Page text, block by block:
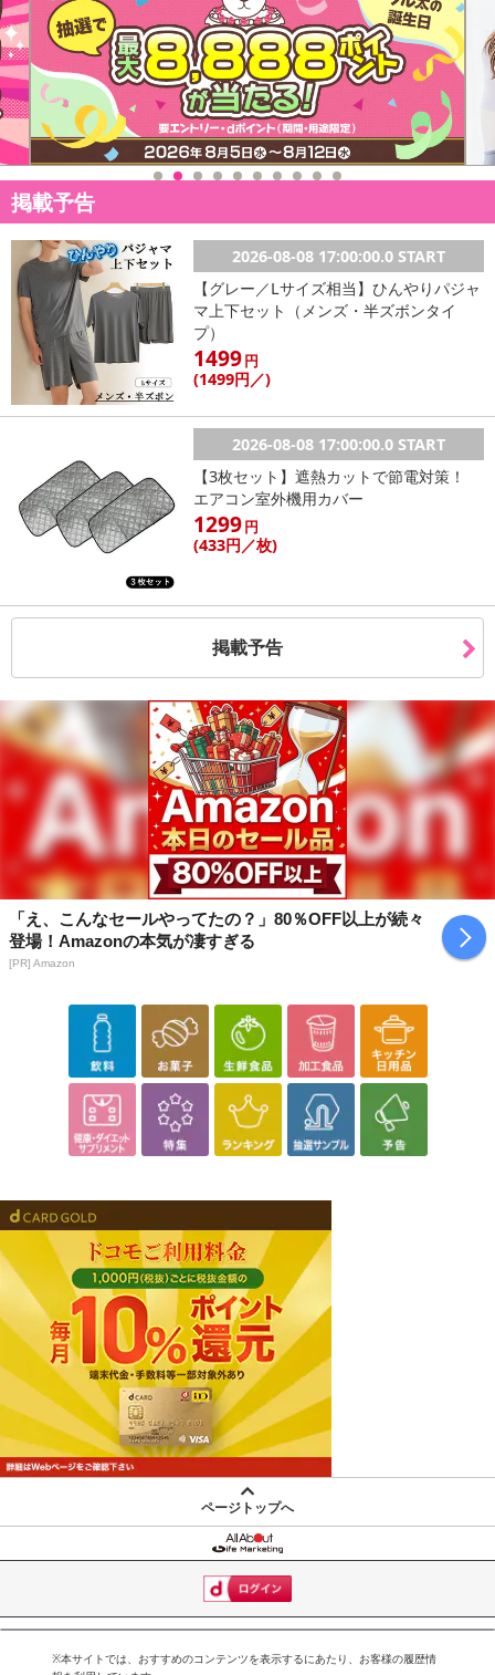
掲載予告
2026-08-08 17:00:00.0 START
【グレー／Lサイズ相当】ひんやりパジャ
マ上下セット（メンズ・半ズボンタイ
プ）
1499円
(1499円 ／)
2026-08-08 17:00:00.0 START
【3枚セット】遮熱カットで節電対策！
エアコン室外機用カバー
1299円
(433円／枚)
掲載予告
「え、こんなセールやってたの？」80％OFF以上が続々
登場！Amazonの本気が凄すぎる
[PR] Amazon
ページトップへ
※本サイトでは、おすすめのコンテンツを表示するにあたり、お客様の履歴情